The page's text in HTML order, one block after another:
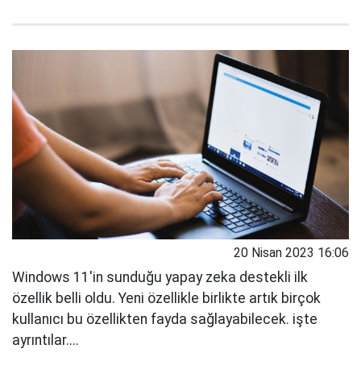
20 Nisan 2023 16:06
Windows 11'in sunduğu yapay zeka destekli ilk
özellik belli oldu. Yeni özellikle birlikte artık birçok
kullanıcı bu özellikten fayda sağlayabilecek. işte
ayrıntılar....